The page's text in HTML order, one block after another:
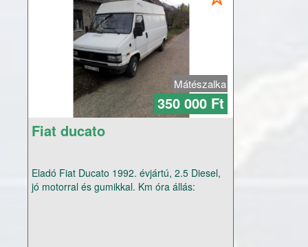
Mátészalka
350 000 Ft
Fiat ducato
Eladó Fiat Ducato 1992. évjártú, 2.5 Diesel,
jó motorral és gumikkal. Km óra állás: